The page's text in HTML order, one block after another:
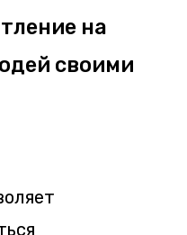
на
своими